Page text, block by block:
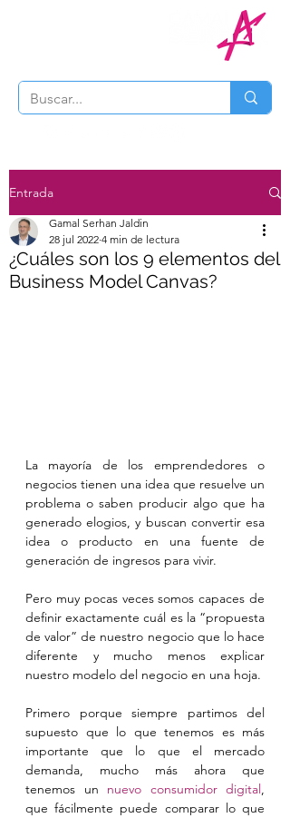
Entrada
¿Cuáles son los 9 elementos del
Business Model Canvas?
Gamal Serhan Jaldin
28 jul 2022 4 min de lectura
La mayoría de los emprendedores o
negocios tienen una idea que resuelve un
problema o saben producir algo que ha
generado elogios, y buscan convertir esa
idea o producto en una fuente de
generación de ingresos para vivir.
Pero muy pocas veces somos capaces de
definir exactamente cuál es la “propuesta
de valor” de nuestro negocio que lo hace
diferente y mucho menos explicar
nuestro modelo del negocio en una hoja.
Primero porque siempre partimos del
supuesto que lo que tenemos es más
importante que lo que el mercado
demanda, mucho más ahora que
tenemos un nuevo consumidor digital,
que fácilmente puede comparar lo que